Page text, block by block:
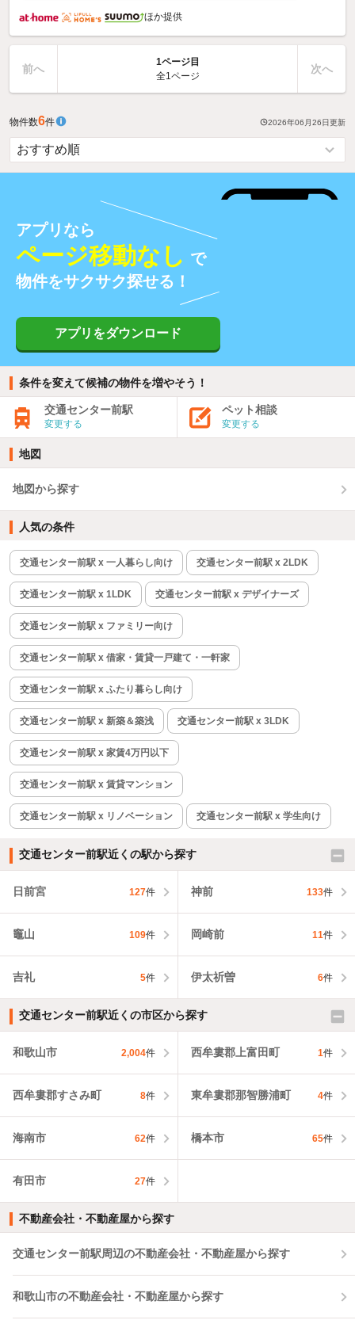
ほか提供
前へ
1ページ目
全1ページ
次へ
物件数6件 2026年06月26日更新
アプリなら
ページ移動なし で
物件をサクサク探せる！
アプリをダウンロード
条件を変えて候補の物件を増やそう！
交通センター前駅
変更する
ペット相談
変更する
地図
地図から探す
人気の条件
交通センター前駅 x 一人暮らし向け 交通センター前駅 x 2LDK
交通センター前駅 x 1LDK 交通センター前駅 x デザイナーズ
交通センター前駅 x ファミリー向け
交通センター前駅 x 借家・賃貸一戸建て・一軒家
交通センター前駅 x ふたり暮らし向け
交通センター前駅 x 新築＆築浅 交通センター前駅 x 3LDK
交通センター前駅 x 家賃4万円以下
交通センター前駅 x 賃貸マンション
交通センター前駅 x リノベーション 交通センター前駅 x 学生向け
交通センター前駅近くの駅から探す
日前宮 127件 神前 133件
竈山 109件 岡崎前 11件
吉礼 5件 伊太祈曽 6件
交通センター前駅近くの市区から探す
和歌山市 2,004件 西牟婁郡上富田町 1件
西牟婁郡すさみ町 8件 東牟婁郡那智勝浦町 4件
海南市 62件 橋本市 65件
有田市 27件
不動産会社・不動産屋から探す
交通センター前駅周辺の不動産会社・不動産屋から探す
和歌山市の不動産会社・不動産屋から探す